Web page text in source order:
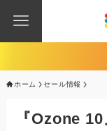
ホーム セール情報
『Ozone